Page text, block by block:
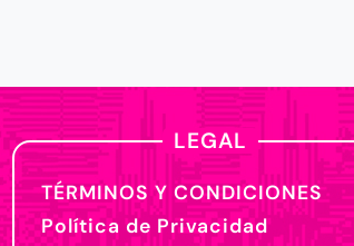
LEGAL
TÉRMINOS Y CONDICIONES
Política de Privacidad